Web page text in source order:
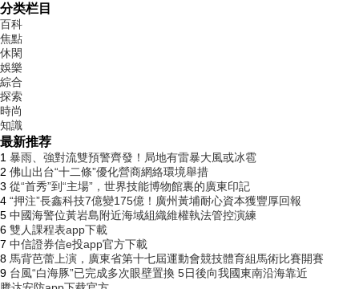
分类栏目
百科
焦點
休閑
娛樂
綜合
探索
時尚
知識
最新推荐
1 暴雨、強對流雙預警齊發！局地有雷暴大風或冰雹
2 佛山出台“十二條”優化營商網絡環境舉措
3 從“首秀”到“主場”，世界技能博物館裏的廣東印記
4 “押注”長鑫科技7億變175億！廣州黃埔耐心資本獲豐厚回報
5 中國海警位黃岩島附近海域組織維權執法管控演練
6 雙人課程表app下載
7 中信證券信e投app官方下載
8 馬背芭蕾上演，廣東省第十七屆運動會競技體育組馬術比賽開賽
9 台風“白海豚”已完成多次眼壁置換 5日後向我國東南沿海靠近